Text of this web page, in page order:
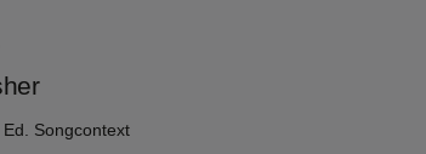
Songcontext